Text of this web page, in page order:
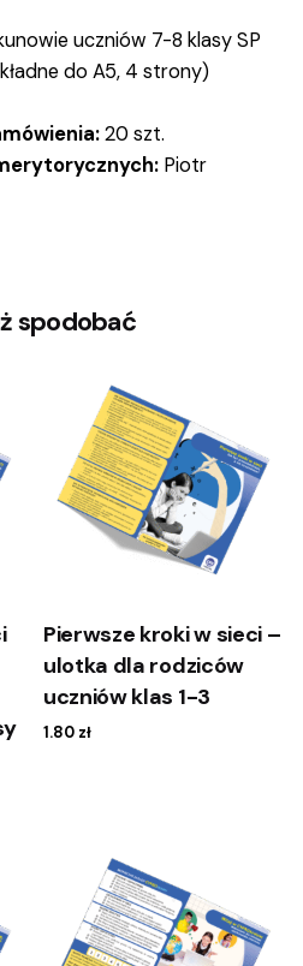
uczniów 7-8 klasy SP
do A5, 4 strony)
20 szt.
Piotr
spodobać
Pierwsze kroki w sieci –
ulotka dla rodziców
uczniów klas 1-3
1.80 zł